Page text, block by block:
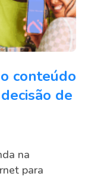
conteúdo
de
na
para